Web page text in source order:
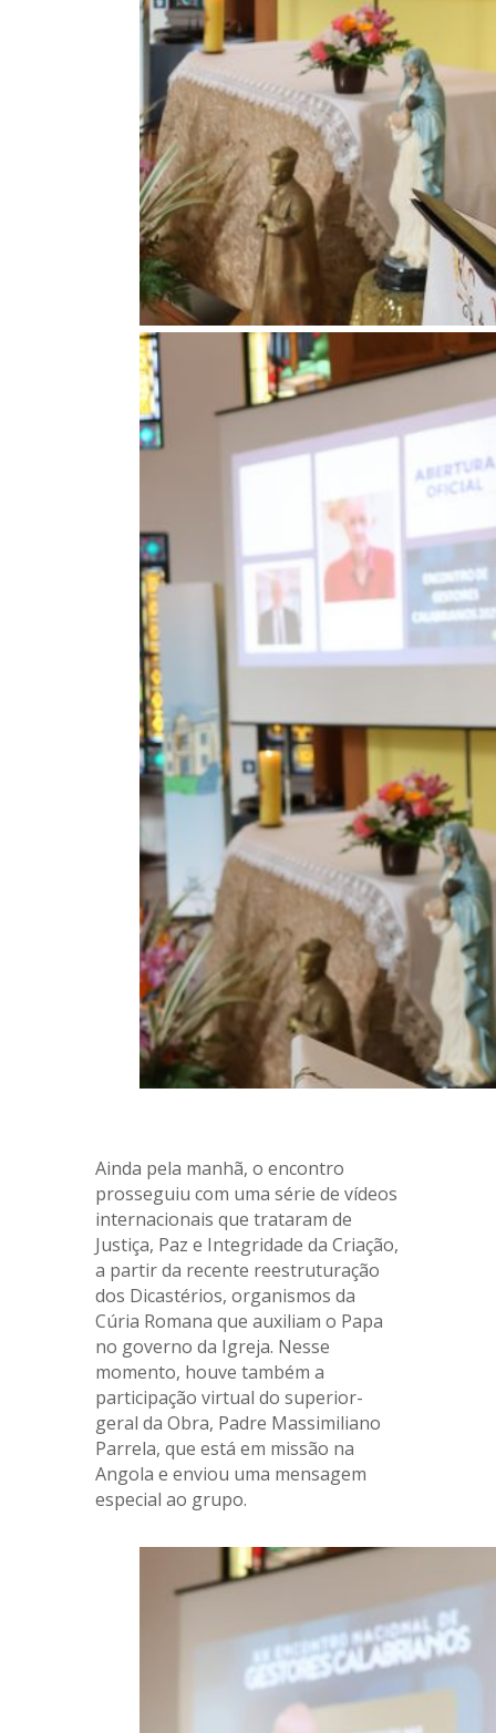
Ainda pela manhã, o encontro
prosseguiu com uma série de vídeos
internacionais que trataram de
Justiça, Paz e Integridade da Criação,
a partir da recente reestruturação
dos Dicastérios, organismos da
Cúria Romana que auxiliam o Papa
no governo da Igreja. Nesse
momento, houve também a
participação virtual do superior-
geral da Obra, Padre Massimiliano
Parrela, que está em missão na
Angola e enviou uma mensagem
especial ao grupo.